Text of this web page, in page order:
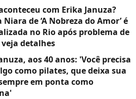
com Erika Januza?
de ‘A Nobreza do Amor’ é
no Rio após problema de
detalhes
aos 40 anos: 'Você precisa
como pilates, que deixa sua
em ponta como